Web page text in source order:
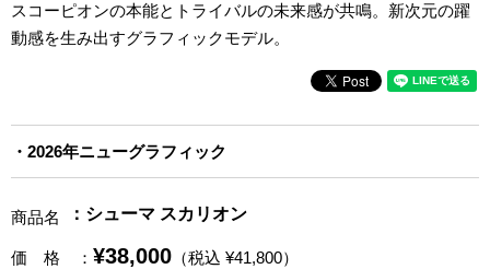
スコーピオンの本能とトライバルの未来感が共鳴。新次元の躍
動感を生み出すグラフィックモデル。
2026年ニューグラフィック
商品名 ：シューマ スカリオン
価 格 ： ¥38,000 （税込 ¥41,800）